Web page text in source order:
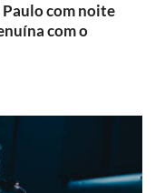
Paulo com noite
com o